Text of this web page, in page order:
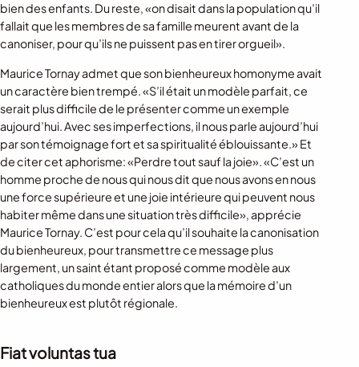
bien des enfants. Du reste, «on disait dans la population qu’il
fallait que les membres de sa famille meurent avant de la
canoniser, pour qu’ils ne puissent pas en tirer orgueil».
Maurice Tornay admet que son bienheureux homonyme avait
un caractère bien trempé. «S’il était un modèle parfait, ce
serait plus difficile de le présenter comme un exemple
aujourd’hui. Avec ses imperfections, il nous parle aujourd’hui
par son témoignage fort et sa spiritualité éblouissante.» Et
de citer cet aphorisme: «Perdre tout sauf la joie». «C’est un
homme proche de nous qui nous dit que nous avons en nous
une force supérieure et une joie intérieure qui peuvent nous
habiter même dans une situation très difficile», apprécie
Maurice Tornay. C’est pour cela qu’il souhaite la canonisation
du bienheureux, pour transmettre ce message plus
largement, un saint étant proposé comme modèle aux
catholiques du monde entier alors que la mémoire d’un
bienheureux est plutôt régionale.
Fiat voluntas tua